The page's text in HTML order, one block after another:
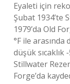
Eyaleti için
Şubat 1934’te
1979’da Old
°F ile
düşük sıcaklık
Stillwater
Forge’da